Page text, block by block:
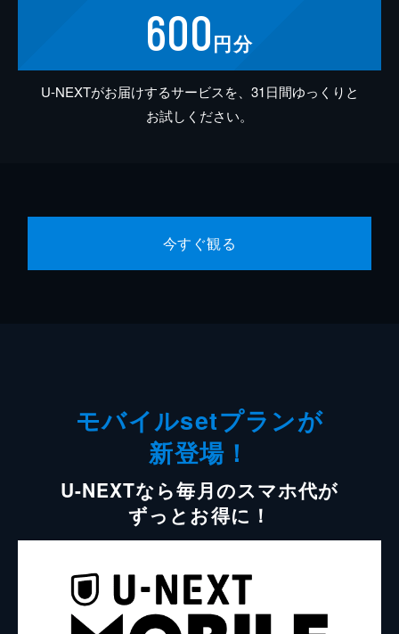
600円分
U-NEXTがお届けするサービスを、31日間ゆっくりと
お試しください。
今すぐ観る
モバイルsetプランが
新登場！
U-NEXTなら毎月のスマホ代が
ずっとお得に！